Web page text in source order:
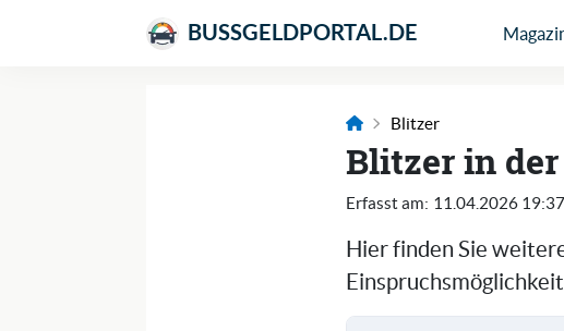
BUSSGELDPORTAL.DE
Blitzer
Blitzer in
Erfasst am: 11.04.2026
Hier finden Sie